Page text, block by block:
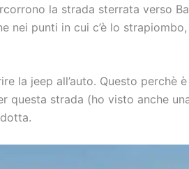
la strada sterrata verso
nei punti in cui c’è lo
la jeep all’auto. Questo
strada (ho visto anche